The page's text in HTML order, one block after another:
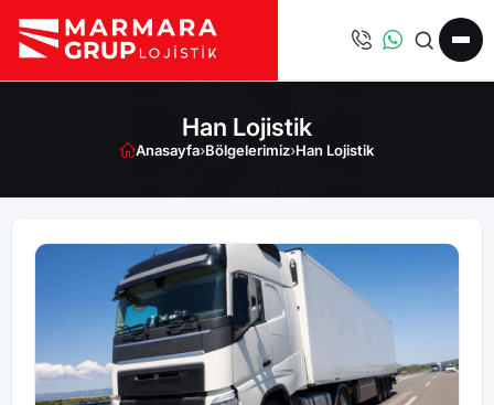
Han Lojistik
Anasayfa›Bölgelerimiz›Han Lojistik